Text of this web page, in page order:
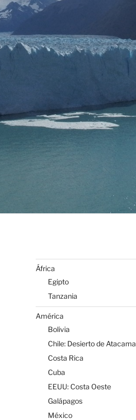
África
Egipto
Tanzania
América
Bolivia
Chile: Desierto de Atacama
Costa Rica
Cuba
EEUU: Costa Oeste
Galápagos
México